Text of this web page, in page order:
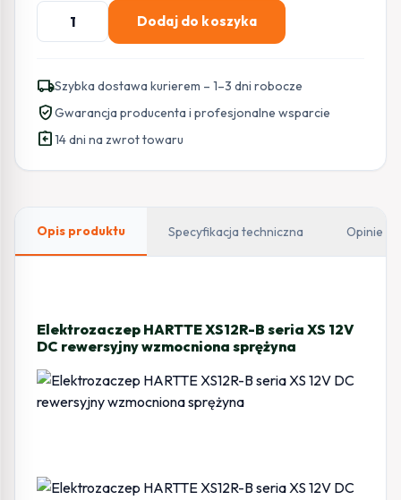
ilość
Elektrozaczep
B
seria
XS
ze
Dodaj do koszyka
local_shippingSzybka dostawa kurierem – 1–3 dni robocze
verified_userGwarancja producenta i profesjonalne wsparcie
assignment_return14 dni na zwrot towaru
Opis produktu Specyfikacja techniczna Opinie
Elektrozaczep HARTTE XS12R-B seria XS 12V
DC rewersyjny wzmocniona sprężyna